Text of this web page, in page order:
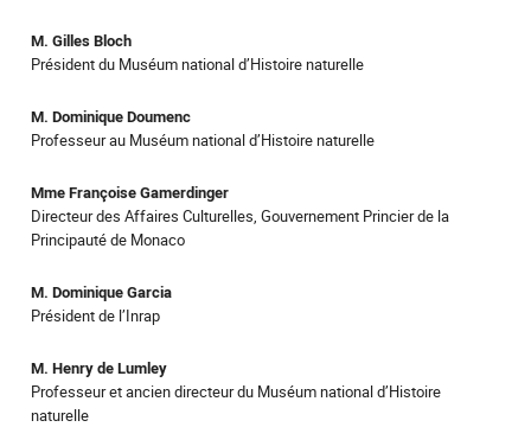
M. Gilles Bloch
Président du Muséum national d’Histoire naturelle
M. Dominique Doumenc
Professeur au Muséum national d’Histoire naturelle
Mme Françoise Gamerdinger
Directeur des Affaires Culturelles, Gouvernement Princier de la
Principauté de Monaco
M. Dominique Garcia
Président de l’Inrap
M. Henry de Lumley
Professeur et ancien directeur du Muséum national d’Histoire
naturelle